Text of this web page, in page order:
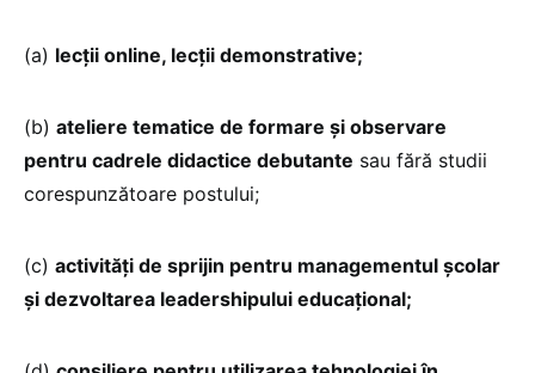
(a) lecții online, lecții demonstrative;
(b) ateliere tematice de formare și observare
pentru cadrele didactice debutante sau fără studii
corespunzătoare postului;
(c) activități de sprijin pentru managementul școlar
și dezvoltarea leadershipului educațional;